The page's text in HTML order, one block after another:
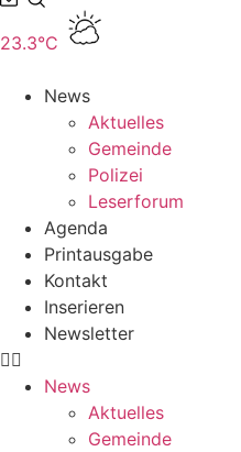
23.3°C
News
Aktuelles
Gemeinde
Polizei
Leserforum
Agenda
Printausgabe
Kontakt
Inserieren
Newsletter
News
Aktuelles
Gemeinde